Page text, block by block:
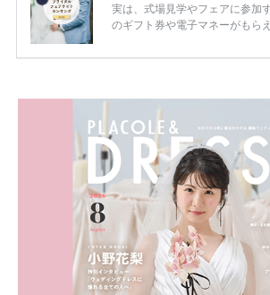
実は、式場見学やフェアに参加
のギフト券や電子マネーがもら
ため、比較せずに選ぶと損を
内容：特典金額・条件・応募方
一番お得？」「プラコレの特典
解決します。 まずは診断で候補
ング診断」か、体験型